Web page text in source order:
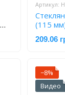
Артикул:
(115
209.06
−8%
Видео